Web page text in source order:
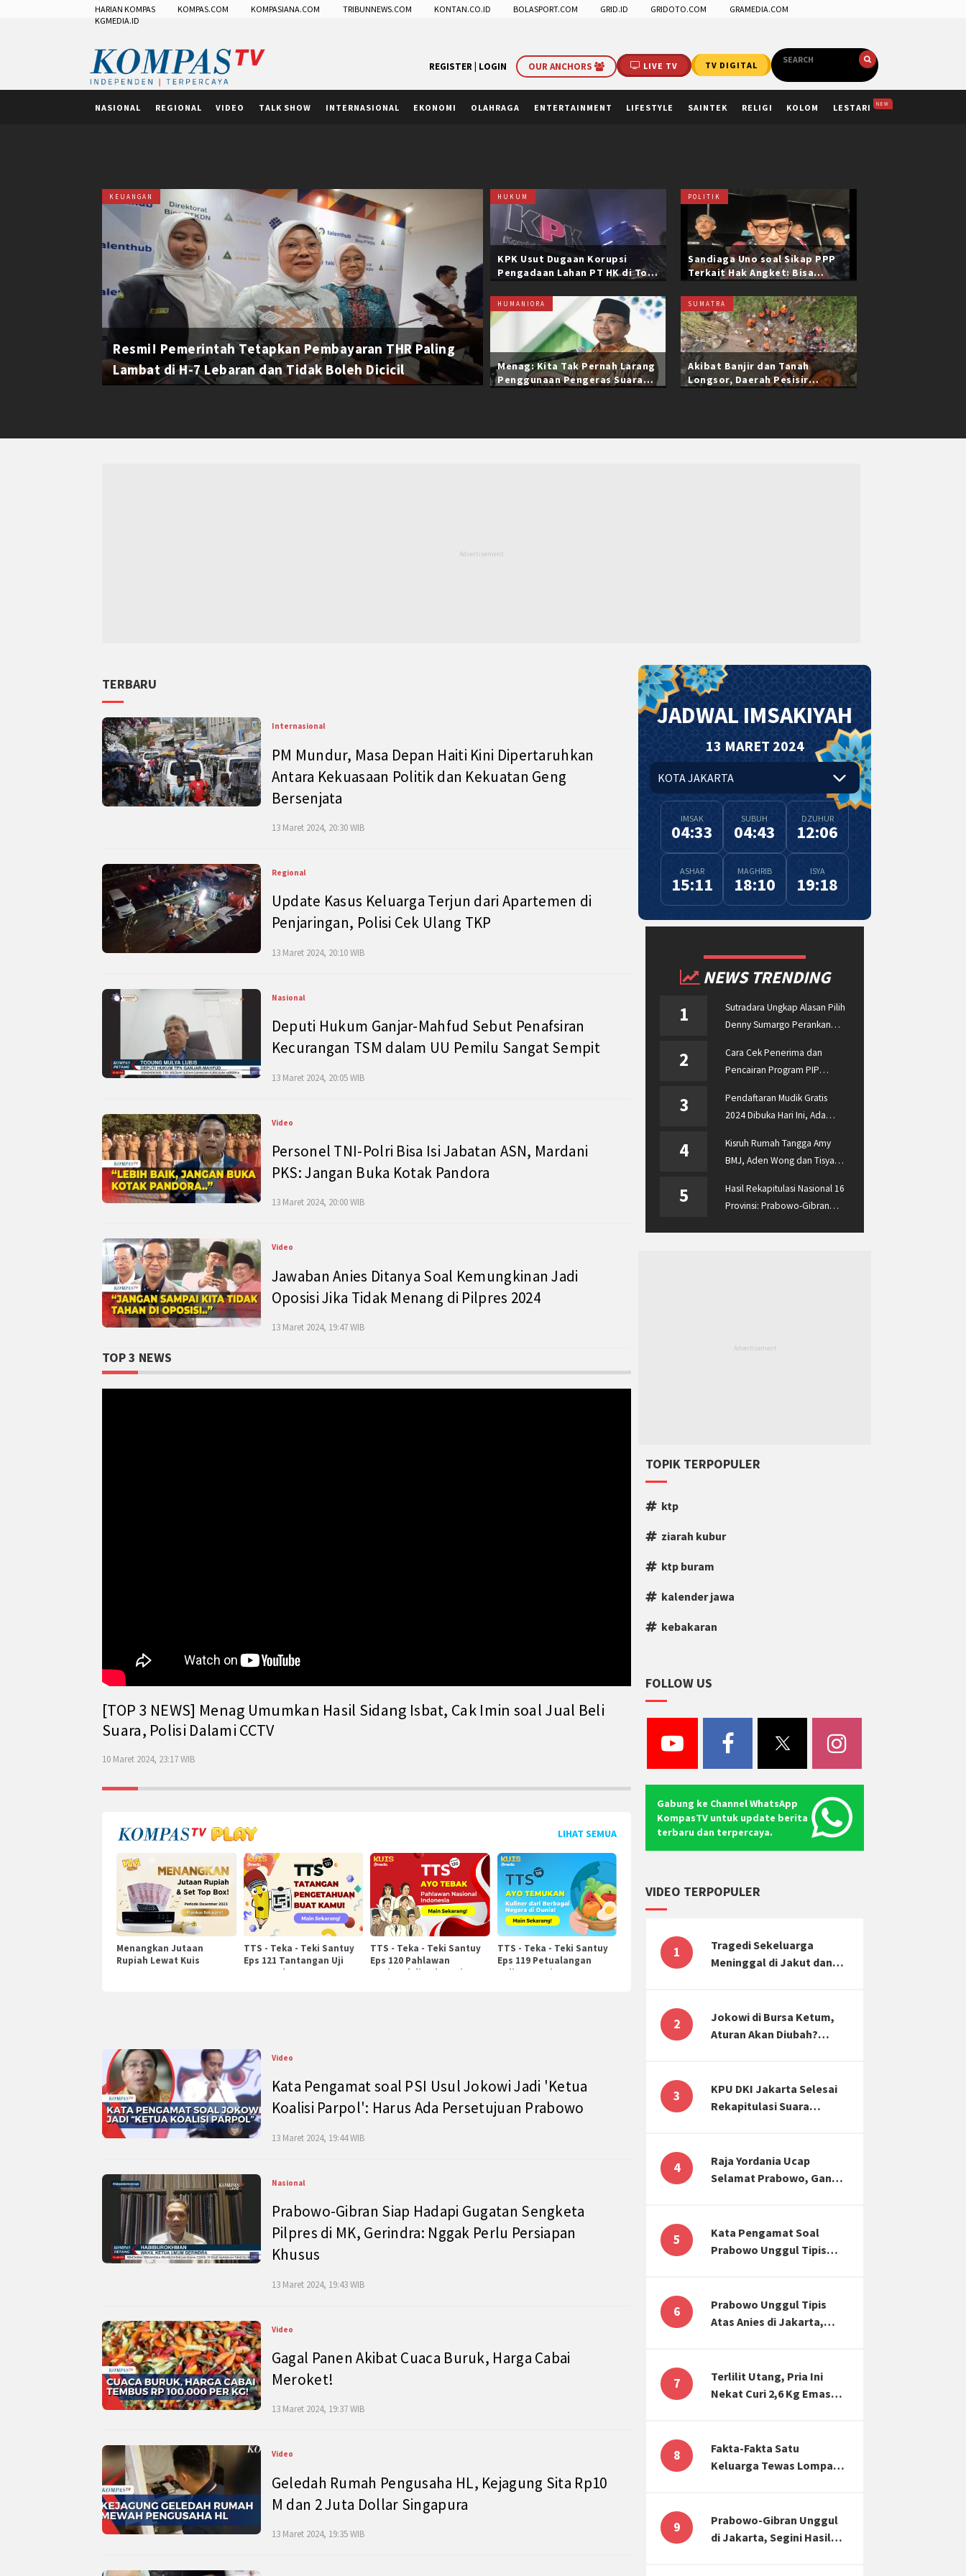
HARIAN KOMPAS KOMPAS.COM KOMPASIANA.COM TRIBUNNEWS.COM KONTAN.CO.ID BOLASPORT.COM GRID.ID GRIDOTO.COM
GRAMEDIA.COM
KGMEDIA.ID
LIVE TV TV DIGITAL
REGISTER | LOGIN OUR ANCHORS
NASIONAL REGIONAL VIDEO TALK SHOW INTERNASIONAL EKONOMI OLAHRAGA ENTERTAINMENT LIFESTYLE SAINTEK RELIGI KOLOM LESTARI NEW
KEUANGAN
Resmi! Pemerintah Tetapkan Pembayaran THR Paling
Lambat di H-7 Lebaran dan Tidak Boleh Dicicil
HUKUM
KPK Usut Dugaan Korupsi
Pengadaan Lahan PT HK di Tol
Belasan Miliar
POLITIK
Sandiaga Uno soal Sikap PPP
Terkait Hak Angket: Bisa
HUMANIORA
Menag: Kita Tak Pernah Larang
Penggunaan Pengeras Suara
SUMATRA
Akibat Banjir dan Tanah
Longsor, Daerah Pesisir
TERBARU
Internasional
PM Mundur, Masa Depan Haiti Kini Dipertaruhkan
Antara Kekuasaan Politik dan Kekuatan Geng
Bersenjata
13 Maret 2024, 20:30 WIB
Regional
Update Kasus Keluarga Terjun dari Apartemen di
Penjaringan, Polisi Cek Ulang TKP
13 Maret 2024, 20:10 WIB
Nasional
Deputi Hukum Ganjar-Mahfud Sebut Penafsiran
Kecurangan TSM dalam UU Pemilu Sangat Sempit
13 Maret 2024, 20:05 WIB
Video
Personel TNI-Polri Bisa Isi Jabatan ASN, Mardani
PKS: Jangan Buka Kotak Pandora
13 Maret 2024, 20:00 WIB
Video
Jawaban Anies Ditanya Soal Kemungkinan Jadi
Oposisi Jika Tidak Menang di Pilpres 2024
13 Maret 2024, 19:47 WIB
TOP 3 NEWS
[TOP 3 NEWS] Menag Umumkan Hasil Sidang Isbat, Cak Imin soal Jual Beli
Suara, Polisi Dalami CCTV
10 Maret 2024, 23:17 WIB
LIHAT SEMUA
Menangkan Jutaan
Rupiah Lewat Kuis
TTS - Teka - Teki Santuy
Eps 121 Tantangan Uji
Pengetahuan
TTS - Teka - Teki Santuy
Eps 120 Pahlawan
Nasional di Indonesia
TTS - Teka - Teki Santuy
Eps 119 Petualangan
Kuliner Dunia
Video
Kata Pengamat soal PSI Usul Jokowi Jadi 'Ketua
Koalisi Parpol': Harus Ada Persetujuan Prabowo
13 Maret 2024, 19:44 WIB
Nasional
Prabowo-Gibran Siap Hadapi Gugatan Sengketa
Pilpres di MK, Gerindra: Nggak Perlu Persiapan
Khusus
13 Maret 2024, 19:43 WIB
Video
Gagal Panen Akibat Cuaca Buruk, Harga Cabai
Meroket!
13 Maret 2024, 19:37 WIB
Video
Geledah Rumah Pengusaha HL, Kejagung Sita Rp10
M dan 2 Juta Dollar Singapura
13 Maret 2024, 19:35 WIB
JADWAL IMSAKIYAH
13 MARET 2024
IMSAK
04:33
SUBUH
04:43
DZUHUR
12:06
ASHAR
15:11
MAGHRIB
18:10
ISYA
19:18
NEWS TRENDING
1
Sutradara Ungkap Alasan Pilih
Denny Sumargo Perankan
2
Cara Cek Penerima dan
Pencairan Program PIP
pip.kemdikbud.go.id
3
Pendaftaran Mudik Gratis
2024 Dibuka Hari Ini, Ada
Jateng dan Dishub Jatim
4
Kisruh Rumah Tangga Amy
BMJ, Aden Wong dan Tisya
Malaysia dan Singapura
5
Hasil Rekapitulasi Nasional 16
Provinsi: Prabowo-Gibran
TOPIK TERPOPULER
ktp
ziarah kubur
ktp buram
kalender jawa
kebakaran
FOLLOW US
Gabung ke Channel WhatsApp
KompasTV untuk update berita
terbaru dan terpercaya.
VIDEO TERPOPULER
1
Tragedi Sekeluarga
Meninggal di Jakut dan
Mental-Finansial
2
Jokowi di Bursa Ketum,
Aturan Akan Diubah?
3
KPU DKI Jakarta Selesai
Rekapitulasi Suara
Ganjar
4
Raja Yordania Ucap
Selamat Prabowo, Ganjar
3 NEWS]
5
Kata Pengamat Soal
Prabowo Unggul Tipis
Effect
6
Prabowo Unggul Tipis
Atas Anies di Jakarta,
7
Terlilit Utang, Pria Ini
Nekat Curi 2,6 Kg Emas
8
Fakta-Fakta Satu
Keluarga Tewas Lompat
Kening
9
Prabowo-Gibran Unggul
di Jakarta, Segini Hasil